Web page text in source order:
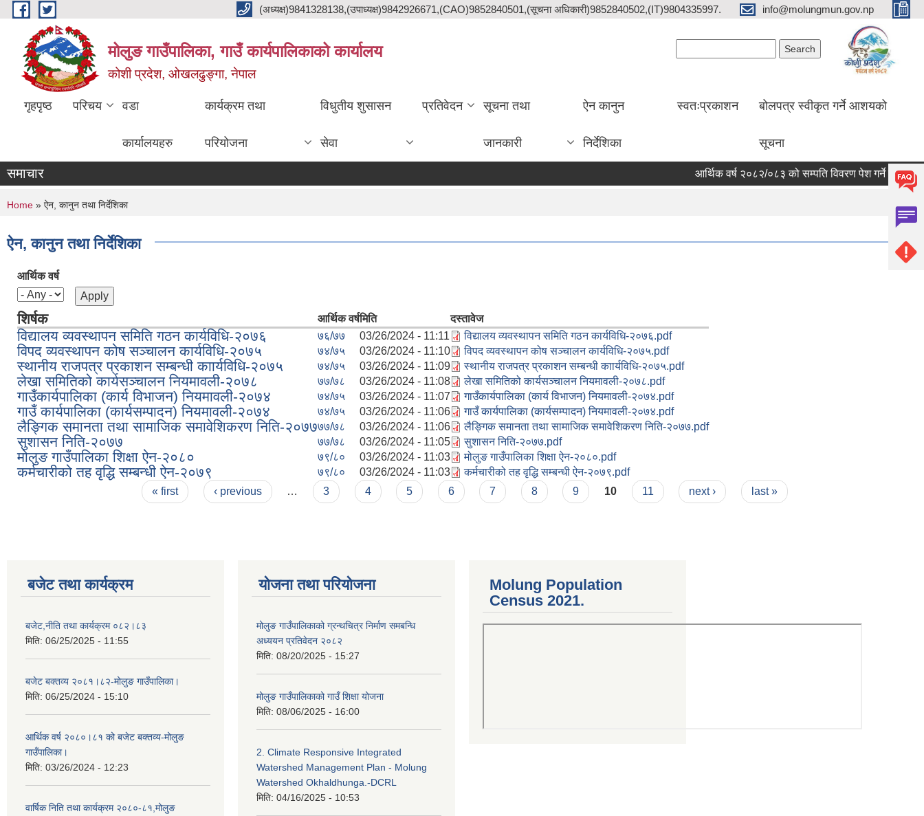
Skip to main content (अध्यक्ष)9841328138,(उपाध्यक्ष)9842926671,(CAO)9852840501,(सूचना अधिकारी)9852840502,(IT)9804335997. info@molungmun.gov.np
मोलुङ गाउँपालिका, गाउँ कार्यपालिकाको कार्यालय
कोशी प्रदेश, ओखलढुङ्गा, नेपाल
गृहपृष्ठ परिचय वडा
कार्यालयहरु
कार्यक्रम तथा
परियोजना
विधुतीय शुसासन
सेवा
प्रतिवेदन सूचना तथा
जानकारी
ऐन कानुन
निर्देशिका
स्वतःप्रकाशन बोलपत्र स्वीकृत गर्ने आशयको
सूचना
समाचार आर्थिक वर्ष २०८२/०८३ को सम्पति विवरण पेश गर्ने सम्बन्धी सूचना
You are here
Home » ऐन, कानुन तथा निर्देशिका
ऐन, कानुन तथा निर्देशिका
आर्थिक वर्ष
शिर्षक आर्थिक वर्षमिति दस्तावेज
विद्यालय व्यवस्थापन समिति गठन कार्यविधि-२०७६ ७६/७७ 03/26/2024 - 11:11 विद्यालय व्यवस्थापन समिति गठन कार्यविधि-२०७६.pdf
विपद व्यवस्थापन कोष सञ्चालन कार्यविधि-२०७५ ७४/७५ 03/26/2024 - 11:10 विपद व्यवस्थापन कोष सञ्चालन कार्यविधि-२०७५.pdf
स्थानीय राजपत्र प्रकाशन सम्बन्धी काार्यविधि-२०७५ ७४/७५ 03/26/2024 - 11:09 स्थानीय राजपत्र प्रकाशन सम्बन्धी काार्यविधि-२०७५.pdf
लेखा समितिको कार्यसञ्चालन नियमावली-२०७८ ७७/७८ 03/26/2024 - 11:08 लेखा समितिको कार्यसञ्चालन नियमावली-२०७८.pdf
गाउँकार्यपालिका (कार्य विभाजन) नियमावली-२०७४ ७४/७५ 03/26/2024 - 11:07 गाउँकार्यपालिका (कार्य विभाजन) नियमावली-२०७४.pdf
गाउँ कार्यपालिका (कार्यसम्पादन) नियमावली-२०७४ ७४/७५ 03/26/2024 - 11:06 गाउँ कार्यपालिका (कार्यसम्पादन) नियमावली-२०७४.pdf
लैङ्गिक समानता तथा सामाजिक समावेशिकरण निति-२०७७७७/७८ 03/26/2024 - 11:06 लैङ्गिक समानता तथा सामाजिक समावेशिकरण निति-२०७७.pdf
सुशासन निति-२०७७ ७७/७८ 03/26/2024 - 11:05 सुशासन निति-२०७७.pdf
मोलुङ गाउँपालिका शिक्षा ऐन-२०८० ७९/८० 03/26/2024 - 11:03 मोलुङ गाउँपालिका शिक्षा ऐन-२०८०.pdf
कर्मचारीको तह वृद्धि सम्बन्धी ऐन-२०७९ ७९/८० 03/26/2024 - 11:03 कर्मचारीको तह वृद्धि सम्बन्धी ऐन-२०७९.pdf
« first ‹ previous … 3 4 5 6 7 8 9 10 11 next › last »
बजेट तथा कार्यक्रम
बजेट,नीति तथा कार्यक्रम ०८२।८३
मिति: 06/25/2025 - 11:55
बजेट बक्तव्य २०८१।८२-मोलुङ गाउँपालिका।
मिति: 06/25/2024 - 15:10
आर्थिक वर्ष २०८०।८१ को बजेट बक्तव्य-मोलुङ
गाउँपालिका।
मिति: 03/26/2024 - 12:23
वार्षिक निति तथा कार्यक्रम २०८०-८१,मोलुङ
योजना तथा परियोजना
मोलुङ गाउँपालिकाको ग्रन्थचित्र निर्माण समबन्धि
अध्ययन प्रतिवेदन २०८२
मिति: 08/20/2025 - 15:27
मोलुङ गाउँपालिकाको गाउँ शिक्षा योजना
मिति: 08/06/2025 - 16:00
2. Climate Responsive Integrated
Watershed Management Plan - Molung
Watershed Okhaldhunga.-DCRL
मिति: 04/16/2025 - 10:53
Molung Population
Census 2021.